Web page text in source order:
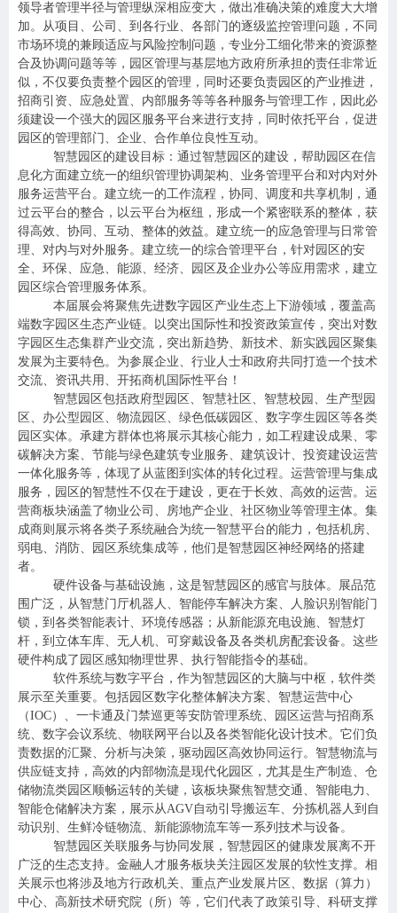
领导者管理半径与管理纵深相应变大，做出准确决策的难度大大增
加。从项目、公司、到各行业、各部门的逐级监控管理问题，不同
市场环境的兼顾适应与风险控制问题，专业分工细化带来的资源整
合及协调问题等等，园区管理与基层地方政府所承担的责任非常近
似，不仅要负责整个园区的管理，同时还要负责园区的产业推进，
招商引资、应急处置、内部服务等等各种服务与管理工作，因此必
须建设一个强大的园区服务平台来进行支持，同时依托平台，促进
园区的管理部门、企业、合作单位良性互动。
智慧园区的建设目标：通过智慧园区的建设，帮助园区在信
息化方面建立统一的组织管理协调架构、业务管理平台和对内对外
服务运营平台。建立统一的工作流程，协同、调度和共享机制，通
过云平台的整合，以云平台为枢纽，形成一个紧密联系的整体，获
得高效、协同、互动、整体的效益。建立统一的应急管理与日常管
理、对内与对外服务。建立统一的综合管理平台，针对园区的安
全、环保、应急、能源、经济、园区及企业办公等应用需求，建立
园区综合管理服务体系。
本届展会将聚焦先进数字园区产业生态上下游领域，覆盖高
端数字园区生态产业链。以突出国际性和投资政策宣传，突出对数
字园区生态集群产业交流，突出新趋势、新技术、新实践园区聚集
发展为主要特色。为参展企业、行业人士和政府共同打造一个技术
交流、资讯共用、开拓商机国际性平台！
智慧园区包括政府型园区、智慧社区、智慧校园、生产型园
区、办公型园区、物流园区、绿色低碳园区、数字孪生园区等各类
园区实体。承建方群体也将展示其核心能力，如工程建设成果、零
碳解决方案、节能与绿色建筑专业服务、建筑设计、投资建设运营
一体化服务等，体现了从蓝图到实体的转化过程。运营管理与集成
服务，园区的智慧性不仅在于建设，更在于长效、高效的运营。运
营商板块涵盖了物业公司、房地产企业、社区物业等管理主体。集
成商则展示将各类子系统融合为统一智慧平台的能力，包括机房、
弱电、消防、园区系统集成等，他们是智慧园区神经网络的搭建
者。
硬件设备与基础设施，这是智慧园区的感官与肢体。展品范
围广泛，从智慧门厅机器人、智能停车解决方案、人脸识别智能门
锁，到各类智能表计、环境传感器；从新能源充电设施、智慧灯
杆，到立体车库、无人机、可穿戴设备及各类机房配套设备。这些
硬件构成了园区感知物理世界、执行智能指令的基础。
软件系统与数字平台，作为智慧园区的大脑与中枢，软件类
展示至关重要。包括园区数字化整体解决方案、智慧运营中心
（IOC）、一卡通及门禁巡更等安防管理系统、园区运营与招商系
统、数字会议系统、物联网平台以及各类智能化设计技术。它们负
责数据的汇聚、分析与决策，驱动园区高效协同运行。智慧物流与
供应链支持，高效的内部物流是现代化园区，尤其是生产制造、仓
储物流类园区顺畅运转的关键，该板块聚焦智慧交通、智能电力、
智能仓储解决方案，展示从AGV自动引导搬运车、分拣机器人到自
动识别、生鲜冷链物流、新能源物流车等一系列技术与设备。
智慧园区 关联服务与协同发展，智慧园区的健康发展离不开
广泛的生态支持。金融人才服务板块关注园区发展的软性支撑。相
关展示也将涉及地方行政机关、重点产业发展片区、数据（算力）
中心、高新技术研究院（所）等，它们代表了政策引导、科研支撑